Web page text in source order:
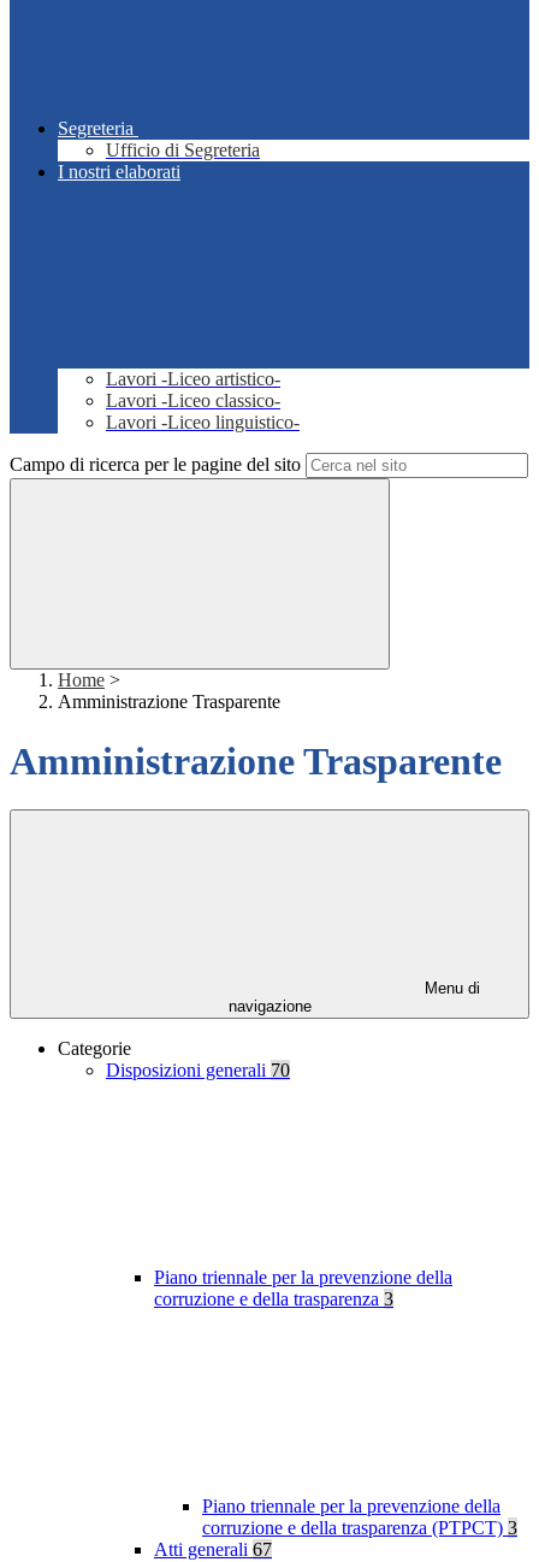
Segreteria
Ufficio di Segreteria
I nostri elaborati
Lavori -Liceo artistico-
Lavori -Liceo classico-
Lavori -Liceo linguistico-
Campo di ricerca per le pagine del sito
Home >
Amministrazione Trasparente
Amministrazione Trasparente
Menu di
navigazione
Categorie
Disposizioni generali 70
Piano triennale per la prevenzione della
corruzione e della trasparenza 3
Piano triennale per la prevenzione della
corruzione e della trasparenza (PTPCT) 3
Atti generali 67